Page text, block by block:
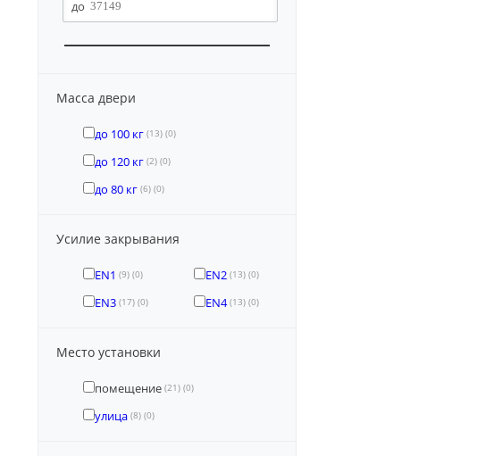
Масса двери
до 100 кг (13) (0)
до 120 кг (2) (0)
до 80 кг (6) (0)
Усилие закрывания
EN1 (9) (0) EN2 (13) (0)
EN3 (17) (0) EN4 (13) (0)
Место установки
помещение (21) (0)
улица (8) (0)